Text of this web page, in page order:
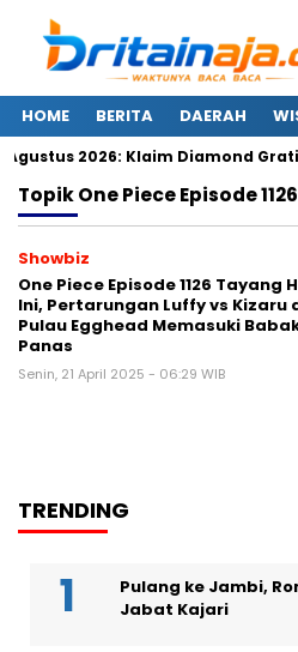
HOME BERITA DAERAH
2026: Klaim Diamond Gratis
TopikOne Piece Episode 1126
Showbiz
One Piece Episode 1126 Tayang
Ini, Pertarungan Luffy vs Kizaru
Pulau Egghead Memasuki
Panas
Senin, 21 April 2025 - 06:29 WIB
TRENDING
Pulang ke Jambi,
Jabat Kajari